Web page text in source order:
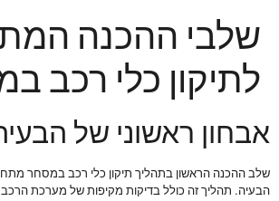
שלבי ההכנה
לתיקון כלי רכב
אבחון ראשוני של
שלב ההכנה הראשון בתהליך תיקון כלי רכב במסחר
הבעיה. תהליך זה כולל בדיקות מקיפות של מערכת